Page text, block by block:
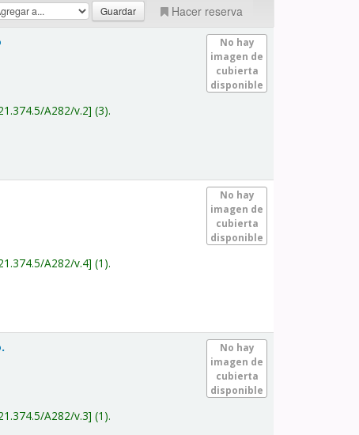
Hacer reserva
No hay
imagen de
cubierta
disponible
A282/v.2 (3).
No hay
imagen de
cubierta
disponible
A282/v.4 (1).
No hay
imagen de
cubierta
disponible
A282/v.3 (1).